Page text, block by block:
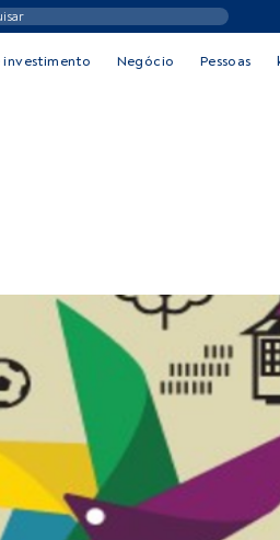
investimento Negócio Pessoas